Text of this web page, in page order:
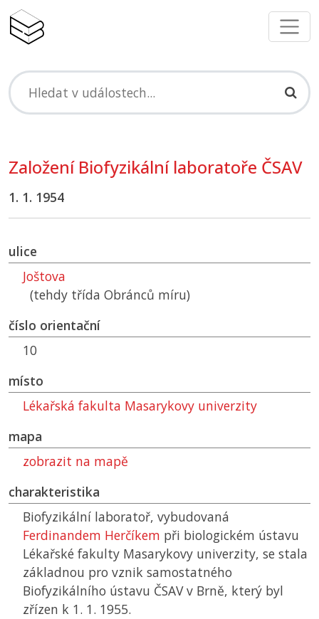
Založení Biofyzikální laboratoře ČSAV
1. 1. 1954
ulice
Joštova
(tehdy třída Obránců míru)
číslo orientační
10
místo
Lékařská fakulta Masarykovy univerzity
mapa
zobrazit na mapě
charakteristika
Biofyzikální laboratoř, vybudovaná
Ferdinandem Herčíkem při biologickém ústavu
Lékařské fakulty Masarykovy univerzity, se stala
základnou pro vznik samostatného
Biofyzikálního ústavu ČSAVv Brně, který byl
zřízen k 1. 1. 1955.